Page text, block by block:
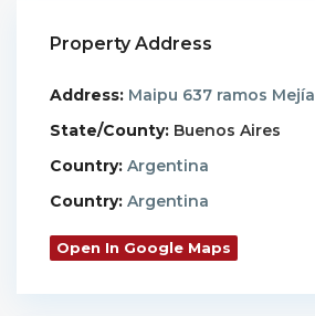
Property Address
Address: Maipu 637 ramos Mejía
State/County: Buenos Aires
Country: Argentina
Country: Argentina
Open In Google Maps